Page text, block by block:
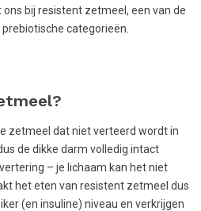
bij resistent zetmeel, een van de
categorieën.
zetmeel dat niet verteerd wordt in
de dikke darm volledig intact
– je lichaam kan het niet
het eten van resistent zetmeel dus
(en insuline) niveau en verkrijgen